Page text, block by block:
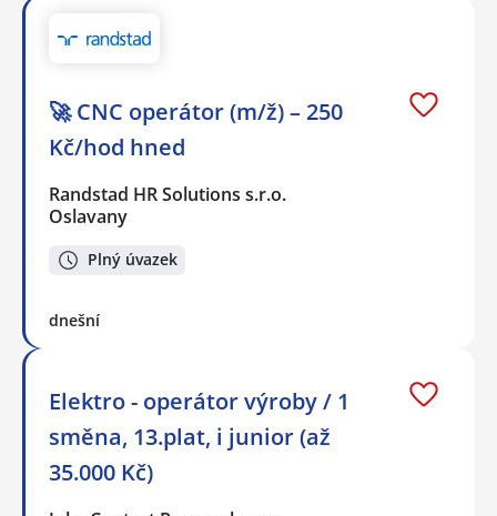
🚀 CNC operátor (m/ž) – 250
Kč/hod hned
Randstad HR Solutions s.r.o.
Oslavany
Plný úvazek
dnešní
Elektro - operátor výroby / 1
směna, 13.plat, i junior (až
35.000 Kč)